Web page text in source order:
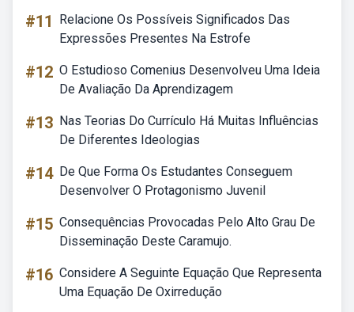
#11
Relacione Os Possíveis Significados Das
Expressões Presentes Na Estrofe
#12 O Estudioso Comenius Desenvolveu Uma Ideia
De Avaliação Da Aprendizagem
#13 Nas Teorias Do Currículo Há Muitas Influências
De Diferentes Ideologias
#14 De Que Forma Os Estudantes Conseguem
Desenvolver O Protagonismo Juvenil
#15 Consequências Provocadas Pelo Alto Grau De
Disseminação Deste Caramujo.
#16 Considere A Seguinte Equação Que Representa
Uma Equação De Oxirredução